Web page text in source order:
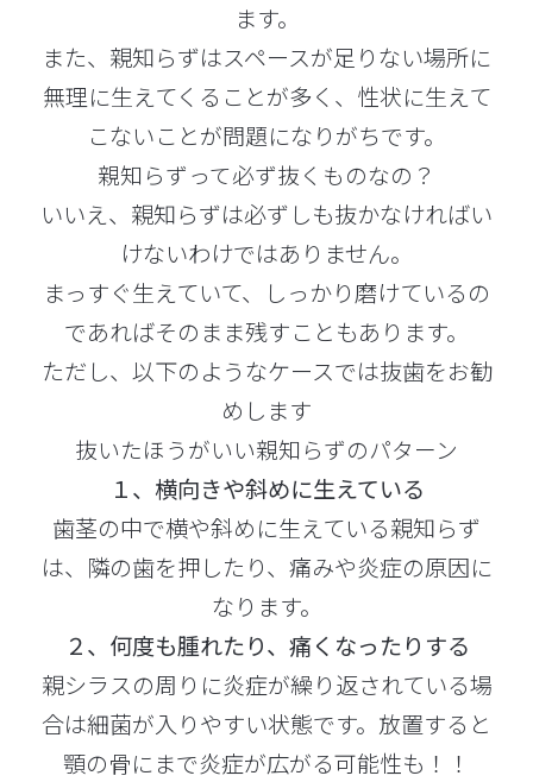
ます。
また、親知らずはスペースが足りない場所に
無理に生えてくることが多く、性状に生えて
こないことが問題になりがちです。
親知らずって必ず抜くものなの？
いいえ、親知らずは必ずしも抜かなければい
けないわけではありません。
まっすぐ生えていて、しっかり磨けているの
であればそのまま残すこともあります。
ただし、以下のようなケースでは抜歯をお勧
めします
抜いたほうがいい親知らずのパターン
１、横向きや斜めに生えている
歯茎の中で横や斜めに生えている親知らず
は、隣の歯を押したり、痛みや炎症の原因に
なります。
２、何度も腫れたり、痛くなったりする
親シラスの周りに炎症が繰り返されている場
合は細菌が入りやすい状態です。放置すると
顎の骨にまで炎症が広がる可能性も！！